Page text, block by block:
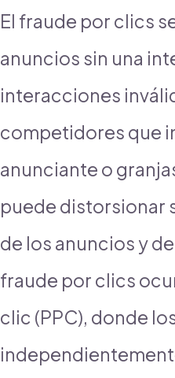
El fraude por clics
anuncios sin una
interacciones
competidores que
anunciante o
puede distorsionar
de los anuncios y
fraude por clics
clic (PPC), donde